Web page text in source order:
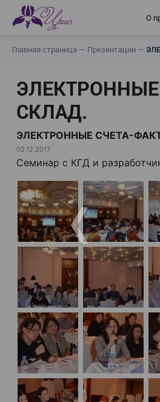
О
Главная страница — Презентации —
СКЛАД.
ЭЛЕКТРОННЫЕ СЧЕТА-
02.12.2017
Семинар с КГД и